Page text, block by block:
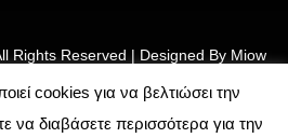
Rights Reserved | Designed By Miow
cookies για να βελτιώσει την
να διαβάσετε περισσότερα για την